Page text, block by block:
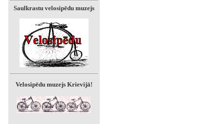
Saulkrastu velosipēdu muzejs
Velosipēdu muzejs Krievijā!